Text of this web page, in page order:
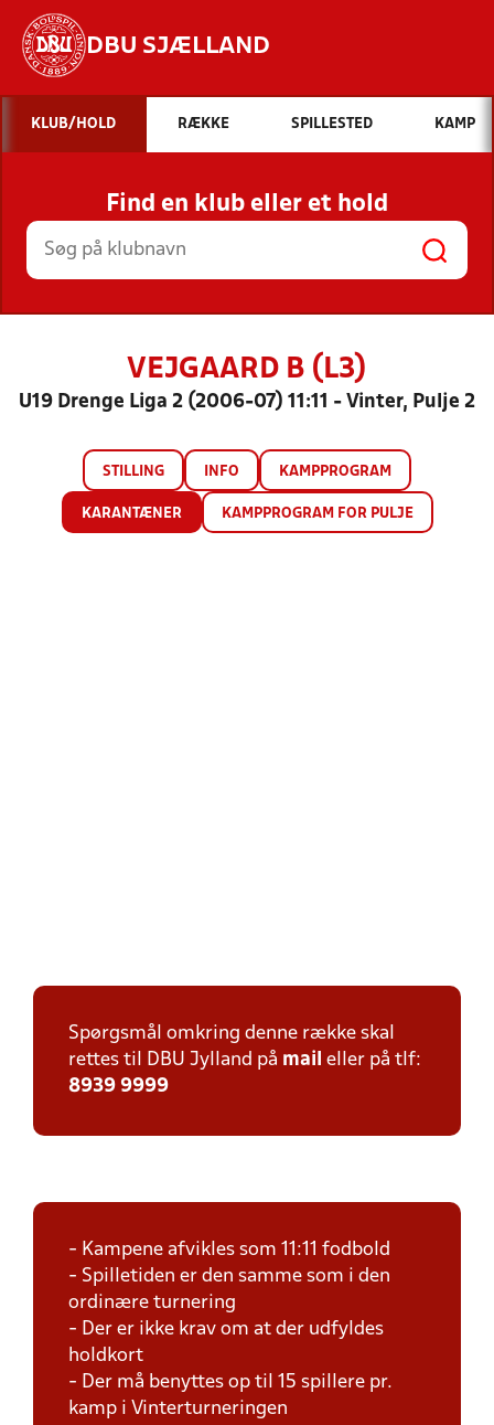
DBU SJÆLLAND
Hvad vil du søge efter?
INDHOLD OG NYHEDER
STILLINGER, RESULTATER, KLUBBER OG
HOLD
KLUB/HOLD RÆKKE SPILLESTED KAMP
Find en klub eller et hold
VEJGAARD B (L3)
U19 Drenge Liga 2 (2006-07) 11:11 - Vinter, Pulje 2
STILLING INFO KAMPPROGRAM
KARANTÆNER KAMPPROGRAM FOR PULJE
Spørgsmål omkring denne række skal
rettes til DBU Jylland på mail eller på tlf:
8939 9999
- Kampene afvikles som 11:11 fodbold
- Spilletiden er den samme som i den
ordinære turnering
- Der er ikke krav om at der udfyldes
holdkort
- Der må benyttes op til 15 spillere pr.
kamp i Vinterturneringen